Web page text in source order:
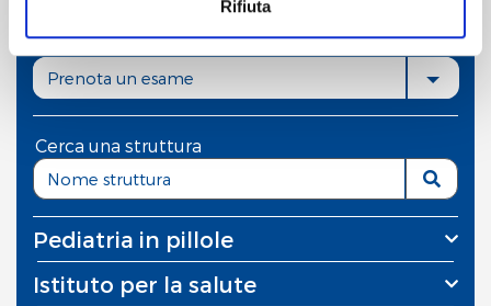
Chiudendo questo banner o utilizzando il pulsante
tecnici.
Rifiuta
Scegli un servizio
Prenota un esame
Cerca una struttura
Pediatria in pillole
Istituto per la salute